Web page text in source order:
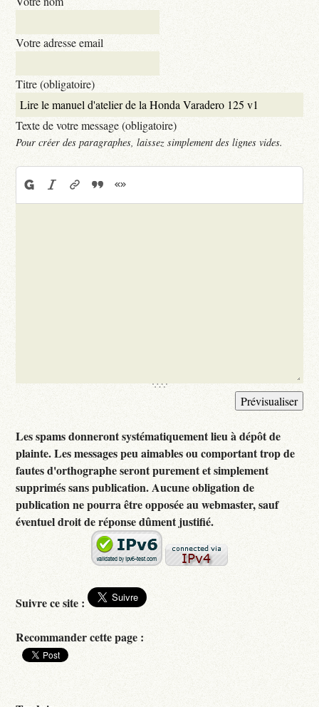
Votre adresse email
Titre (obligatoire)
Texte de votre message (obligatoire)
Pour créer des paragraphes, laissez simplement des lignes vides.
Les spams donneront systématiquement lieu à dépôt de
plainte. Les messages peu aimables ou comportant trop de
fautes d'orthographe seront purement et simplement
supprimés sans publication. Aucune obligation de
publication ne pourra être opposée au webmaster, sauf
éventuel droit de réponse dûment justifié.
Suivre ce site :
Recommander cette page :